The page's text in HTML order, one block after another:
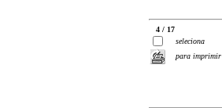
4 / 17
seleciona
para imprimir